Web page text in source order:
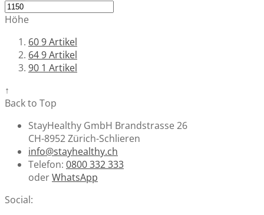
Höhe
609Artikel
649Artikel
90 1 Artikel
↑
Back to Top
StayHealthy GmbH Brandstrasse 26
CH-8952 Zürich-Schlieren
info@stayhealthy.ch
Telefon: 0800 332 333
oderWhatsApp
Social: